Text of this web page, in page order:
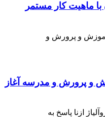
با ماهیت کار مستمر
و پرورش و مدرسه آغاز